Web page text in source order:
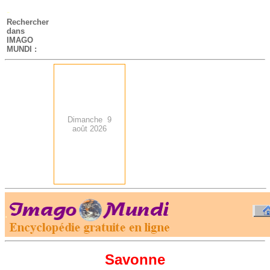
-
Rechercher
dans
IMAGO
MUNDI :
Dimanche 9
août 2026
.
Savonne